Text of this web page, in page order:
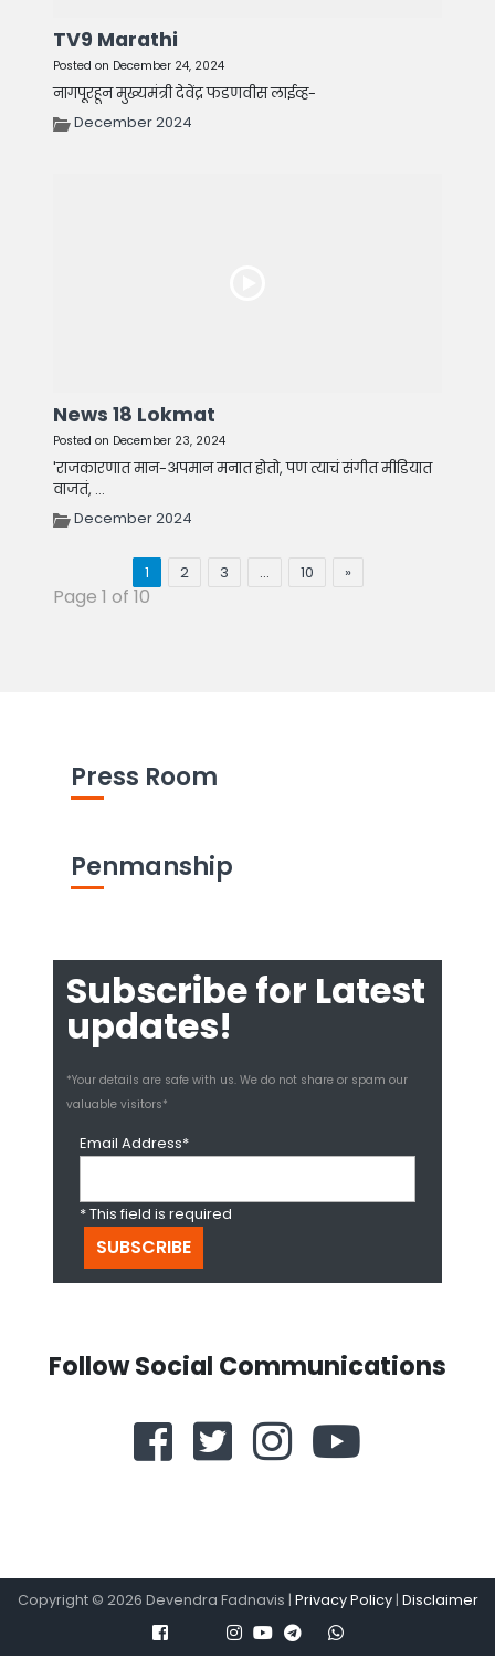
Press Room
Penmanship
Subscribe for Latest
updates!
*Your details are safe with us. We do not share or spam our
valuable visitors*
Email Address*
* This field is required
Follow Social Communications
TV9 Marathi
Posted on December 24, 2024
नागपूरहून मुख्यमंत्री देवेंद्र फडणवीस लाईव्ह-
December 2024
News 18 Lokmat
Posted on December 23, 2024
'राजकारणात मान-अपमान मनात होतो, पण त्याचं संगीत मीडियात
वाजतं, ...
December 2024
1 2 3 … 10 »
Page 1 of 10
Copyright © 2026 Devendra Fadnavis | Privacy Policy| Disclaimer